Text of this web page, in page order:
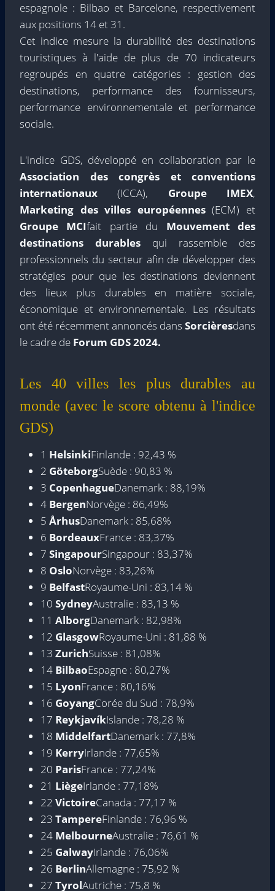
espagnole : Bilbao et Barcelone, respectivement
aux positions 14 et 31.
Cet indice mesure la durabilité des destinations
touristiques à l'aide de plus de 70 indicateurs
regroupés en quatre catégories : gestion des
destinations, performance des fournisseurs,
performance environnementale et performance
sociale.
L'indice GDS, développé en collaboration par le
Association des congrès et conventions
internationaux (ICCA), Groupe IMEX,
Marketing des villes européennes(ECM) et
Groupe MCIfait partie du Mouvement des
destinations durables qui rassemble des
professionnels du secteur afin de développer des
stratégies pour que les destinations deviennent
des lieux plus durables en matière sociale,
économique et environnementale. Les résultats
ont été récemment annoncés dans Sorcièresdans
le cadre de Forum GDS 2024.
Les 40 villes les plus durables au
monde (avec le score obtenu à l'indice
GDS)
1 HelsinkiFinlande : 92,43 %
2 GöteborgSuède : 90,83 %
3 CopenhagueDanemark : 88,19%
4 BergenNorvège : 86,49%
5 ÅrhusDanemark : 85,68%
6 BordeauxFrance : 83,37%
7 SingapourSingapour : 83,37%
8 OsloNorvège : 83,26%
9 BelfastRoyaume-Uni : 83,14 %
10 SydneyAustralie : 83,13 %
11 AlborgDanemark : 82,98%
12 GlasgowRoyaume-Uni : 81,88 %
13 ZurichSuisse : 81,08%
14 BilbaoEspagne : 80,27%
15 LyonFrance : 80,16%
16 GoyangCorée du Sud : 78,9%
17 ReykjavíkIslande : 78,28 %
18 MiddelfartDanemark : 77,8%
19 KerryIrlande : 77,65%
20 ParisFrance : 77,24%
21 LiègeIrlande : 77,18%
22 VictoireCanada : 77,17 %
23 TampereFinlande : 76,96 %
24 MelbourneAustralie : 76,61 %
25 GalwayIrlande : 76,06%
26 BerlinAllemagne : 75,92 %
27 TyrolAutriche : 75,8 %